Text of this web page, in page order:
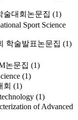
술대회논문집 (1)
Sport Science
학술발표논문집 (1)
논문집 (1)
(1)
회 (1)
(1)
of Advanced